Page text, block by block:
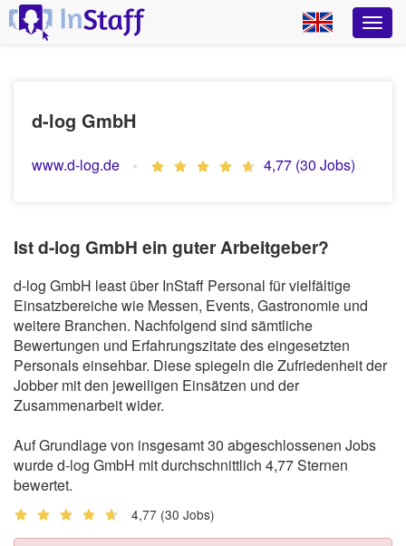
d-log GmbH
www.d-log.de 4,77 (30 Jobs)
Ist d-log GmbH ein guter Arbeitgeber?
d-log GmbH least über InStaff Personal für vielfältige
Einsatzbereiche wie Messen, Events, Gastronomie und
weitere Branchen. Nachfolgend sind sämtliche
Bewertungen und Erfahrungszitate des eingesetzten
Personals einsehbar. Diese spiegeln die Zufriedenheit der
Jobber mit den jeweiligen Einsätzen und der
Zusammenarbeit wider.
Auf Grundlage von insgesamt 30 abgeschlossenen Jobs
wurde d-log GmbH mit durchschnittlich 4,77 Sternen
bewertet.
4,77 (30 Jobs)